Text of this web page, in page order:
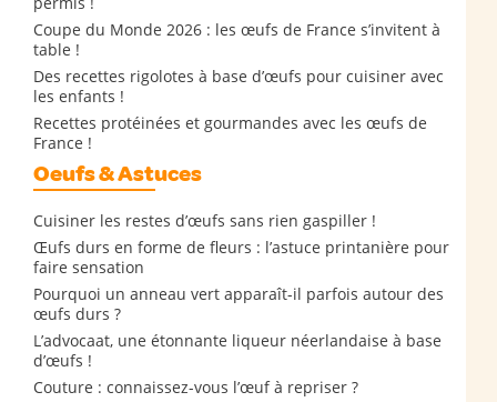
Coupe du Monde 2026 : les œufs de France s’invitent à
table !
Des recettes rigolotes à base d’œufs pour cuisiner avec
les enfants !
Recettes protéinées et gourmandes avec les œufs de
France !
Oeufs & Astuces
Cuisiner les restes d’œufs sans rien gaspiller !
Œufs durs en forme de fleurs : l’astuce printanière pour
faire sensation
Pourquoi un anneau vert apparaît-il parfois autour des
œufs durs ?
L’advocaat, une étonnante liqueur néerlandaise à base
d’œufs !
Couture : connaissez-vous l’œuf à repriser ?